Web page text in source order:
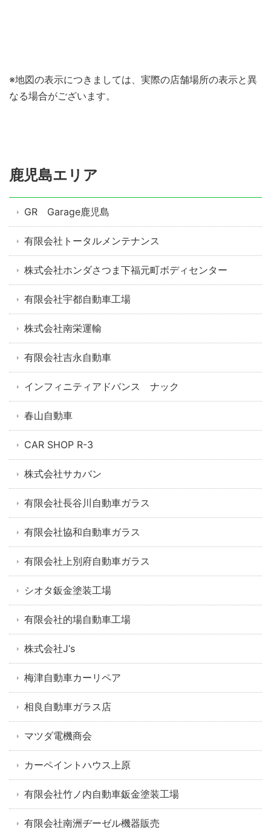
※地図の表示につきましては、実際の店舗場所の表示と異
なる場合がございます。
鹿児島エリア
GR Garage鹿児島
有限会社トータルメンテナンス
株式会社ホンダさつま下福元町ボディセンター
有限会社宇都自動車工場
株式会社南栄運輸
有限会社吉永自動車
インフィニティアドバンス ナック
春山自動車
CAR SHOP R-3
株式会社サカバン
有限会社長谷川自動車ガラス
有限会社協和自動車ガラス
有限会社上別府自動車ガラス
シオタ鈑金塗装工場
有限会社的場自動車工場
株式会社J‘s
梅津自動車カーリペア
相良自動車ガラス店
マツダ電機商会
カーペイントハウス上原
有限会社竹ノ内自動車鈑金塗装工場
有限会社南洲ヂーゼル機器販売